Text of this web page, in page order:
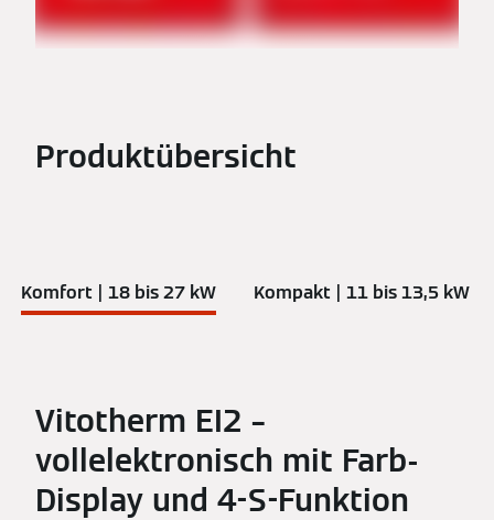
Produktübersicht
Komfort | 18 bis 27 kW Kompakt | 11 bis 13,5 kW
Vitotherm EI2 –
vollelektronisch mit Farb-
Display und 4-S-Funktion